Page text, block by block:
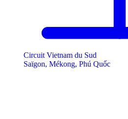
Circuit Vietnam du Sud
Saïgon, Mékong, Phú Quốc